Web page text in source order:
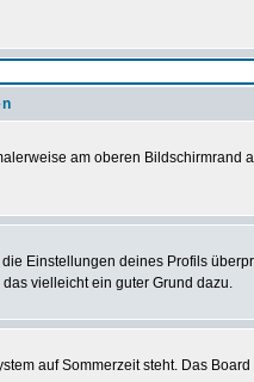
am oberen Bildschirmrand
Einstellungen deines Profils
vielleicht ein guter Grund dazu.
auf Sommerzeit steht. Das